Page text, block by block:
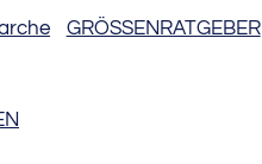
marche GRÖSSENRATGEBER